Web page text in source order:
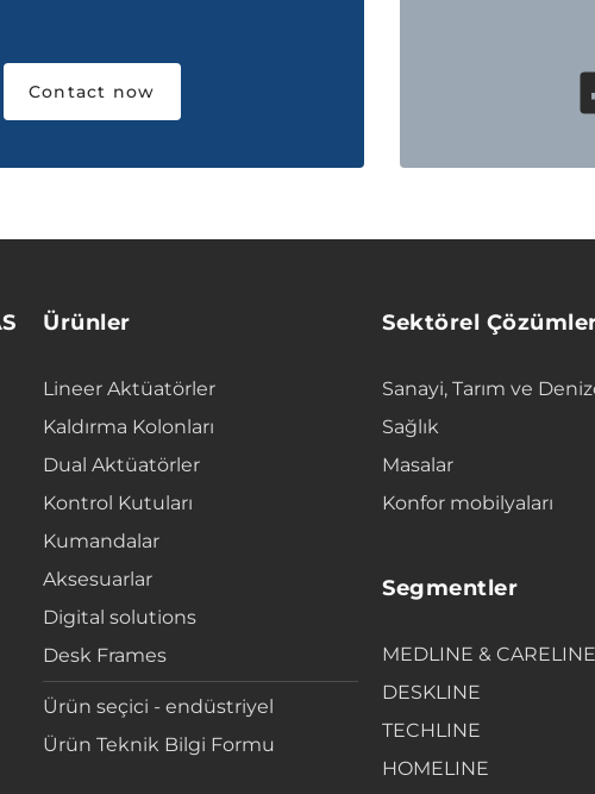
Contact now
Ürünler
Lineer Aktüatörler
Kaldırma Kolonları
Dual Aktüatörler
Kontrol Kutuları
Kumandalar
Aksesuarlar
Digital solutions
Desk Frames
Ürün seçici - endüstriyel
Ürün Teknik Bilgi Formu
Sektörel
Sanayi, Tarım ve
Sağlık
Masalar
Konfor mobilyaları
Segmentler
MEDLINE & CARELINE
DESKLINE
TECHLINE
HOMELINE